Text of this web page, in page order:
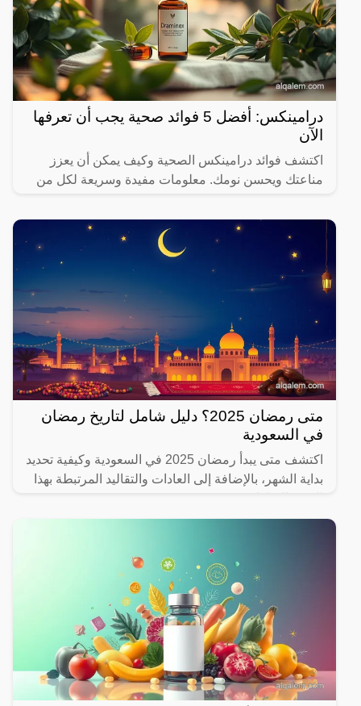
درامينكس: أفضل 5 فوائد صحية يجب أن تعرفها
الآن
اكتشف فوائد درامينكس الصحية وكيف يمكن أن يعزز
مناعتك ويحسن نومك. معلومات مفيدة وسريعة لكل من
متى رمضان 2025؟ دليل شامل لتاريخ رمضان
في السعودية
اكتشف متى يبدأ رمضان 2025 في السعودية وكيفية تحديد
بداية الشهر، بالإضافة إلى العادات والتقاليد المرتبطة بهذا